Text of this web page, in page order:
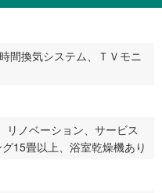
間換気システム、ＴＶモニ
リノベーション、サービス
15畳以上、浴室乾燥機あり